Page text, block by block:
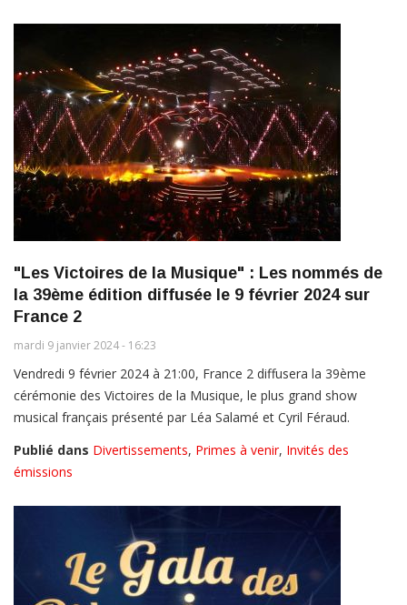
"Les Victoires de la Musique" : Les nommés de
la 39ème édition diffusée le 9 février 2024 sur
France 2
mardi 9 janvier 2024 - 16:23
Vendredi 9 février 2024 à 21:00, France 2 diffusera la 39ème
cérémonie des Victoires de la Musique, le plus grand show
musical français présenté par Léa Salamé et Cyril Féraud.
Publié dans Divertissements, Primes à venir, Invités des
émissions